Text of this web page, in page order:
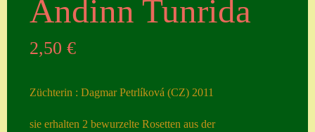
Seiten
ngen
Andinn Tunrida
2,50€
Züchterin : Dagmar Petrlíková (CZ) 2011
sie erhalten 2 bewurzelte Rosetten aus der